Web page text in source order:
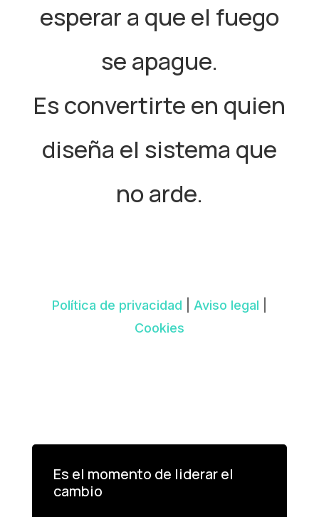
esperar a que el fuego
se apague.
Es convertirte en quien
diseña el sistema que
no arde.
Política de privacidad Aviso legal
Cookies
Es el momento de liderar el
cambio